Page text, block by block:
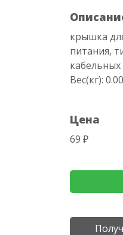
крышка
питания,
Вес(кг):
Цена
69 ₽